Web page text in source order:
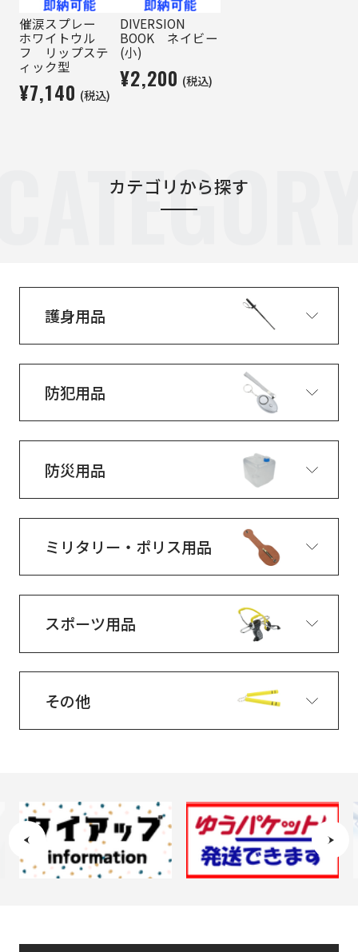
催涙スプレー
ホワイトウル
フ リップステ
ィック型
¥7,140 (税込)
DIVERSION
BOOK ネイビー
(小)
¥2,200 (税込)
カテゴリから探す
護身用品
防犯用品
防災用品
ミリタリー・ポリス用品
スポーツ用品
その他